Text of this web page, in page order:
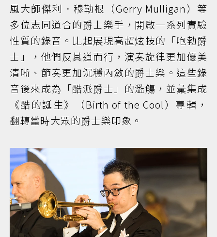
風大師傑利．穆勒根（Gerry Mulligan）等
多位志同道合的爵士樂手，開啟一系列實驗
性質的錄音。比起展現高超炫技的「咆勃爵
士」，他們反其道而行，演奏旋律更加優美
清晰、節奏更加沉穩內斂的爵士樂。這些錄
音後來成為「酷派爵士」的濫觴，並彙集成
《酷的誕生》（Birth of the Cool）專輯，
翻轉當時大眾的爵士樂印象。